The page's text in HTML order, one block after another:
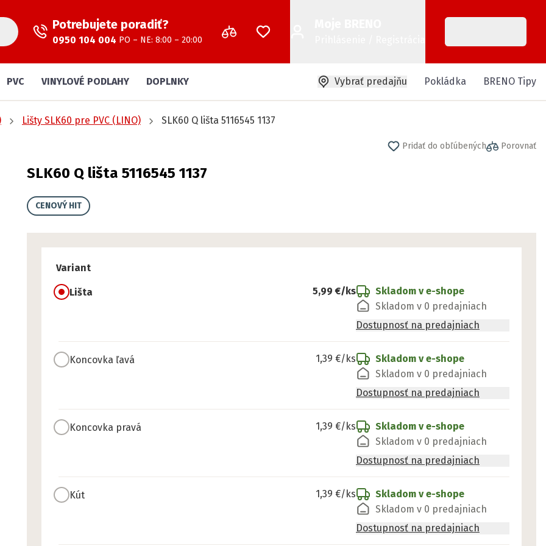
Potrebujete poradiť?
0950 104 004 PO – NE: 8:00 – 20:00
PVC VINYLOVÉ PODLAHY DOPLNKY Vybrať predajňu Pokládka BRENO Tipy
Lišty SLK60 pre PVC (LINO) SLK60 Q lišta 5116545 1137
Pridať do obľúbených Porovnať
SLK60 Q lišta 5116545 1137
CENOVÝ HIT
Variant
Lišta 5,99 €/ks
Skladom v e-shope
Skladom v 0 predajniach
Dostupnosť na predajniach
Koncovka ľavá 1,39 €/ks
Skladom v e-shope
Skladom v 0 predajniach
Dostupnosť na predajniach
Koncovka pravá 1,39 €/ks
Skladom v e-shope
Skladom v 0 predajniach
Dostupnosť na predajniach
Kút 1,39 €/ks
Skladom v e-shope
Skladom v 0 predajniach
Dostupnosť na predajniach